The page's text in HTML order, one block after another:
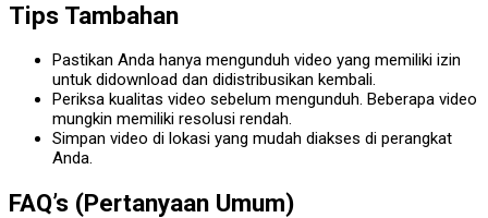
Tips Tambahan
Pastikan Anda hanya mengunduh video yang memiliki izin
untuk didownload dan didistribusikan kembali.
Periksa kualitas video sebelum mengunduh. Beberapa video
mungkin memiliki resolusi rendah.
Simpan video di lokasi yang mudah diakses di perangkat
Anda.
FAQ’s (Pertanyaan Umum)